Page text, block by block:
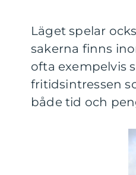
Läget spelar
sakerna finns
ofta exempelvis
fritidsintressen
både tid och